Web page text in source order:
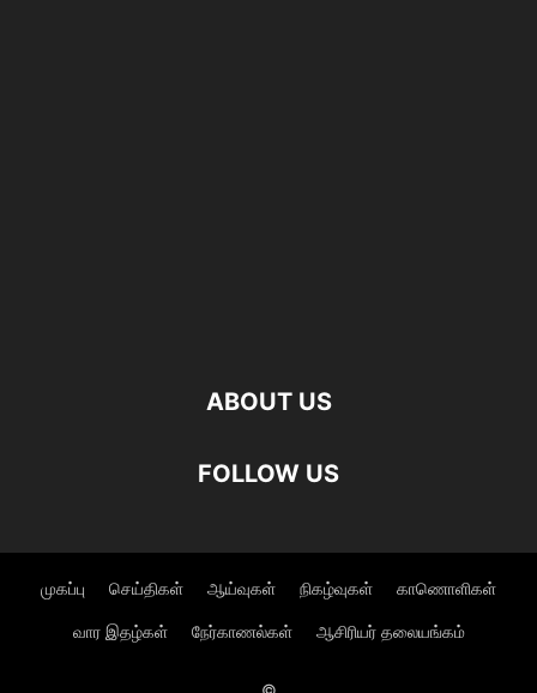
ABOUT US
FOLLOW US
முகப்பு செய்திகள் ஆய்வுகள் நிகழ்வுகள் காணொளிகள்
வார இதழ்கள் நேர்காணல்கள் ஆசிரியர் தலையங்கம்